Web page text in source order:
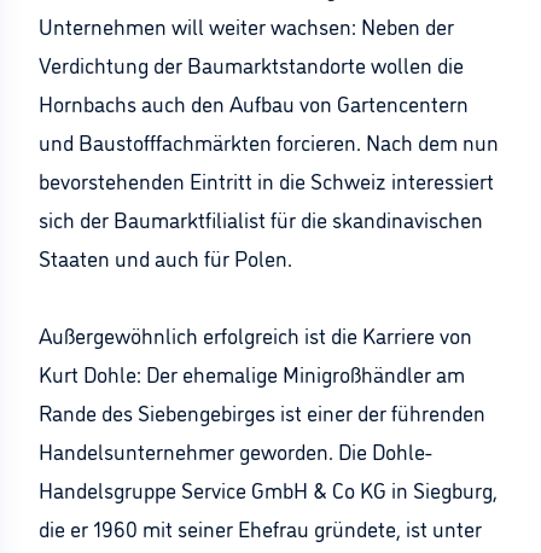
Unternehmen will weiter wachsen: Neben der
Verdichtung der Baumarktstandorte wollen die
Hornbachs auch den Aufbau von Gartencentern
und Baustofffachmärkten forcieren. Nach dem nun
bevorstehenden Eintritt in die Schweiz interessiert
sich der Baumarktfilialist für die skandinavischen
Staaten und auch für Polen.
Außergewöhnlich erfolgreich ist die Karriere von
Kurt Dohle: Der ehemalige Minigroßhändler am
Rande des Siebengebirges ist einer der führenden
Handelsunternehmer geworden. Die Dohle-
Handelsgruppe Service GmbH & Co KG in Siegburg,
die er 1960 mit seiner Ehefrau gründete, ist unter